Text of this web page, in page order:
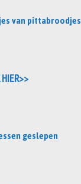
van pittabroodjes
geslepen